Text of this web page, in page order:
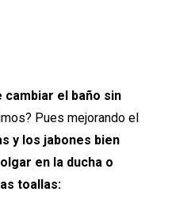
cambiar el baño sin
Pues mejorando el
y los jabones bien
en la ducha o
toallas: